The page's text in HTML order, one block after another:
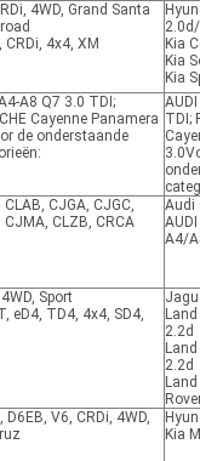
4WD, Grand Santa
CRDi, 4x4, XM
Kia
Kia
Kia
A8 Q7 3.0 TDI;
Cayenne Panamera
de onderstaande
TDI;
CLAB, CJGA, CJGC,
CJMA, CLZB, CRCA
Audi
AUDI
A4/
4WD, Sport
eD4, TD4, 4x4, SD4,
2.2d
2.2d
D6EB, V6, CRDi, 4WD,
Kia